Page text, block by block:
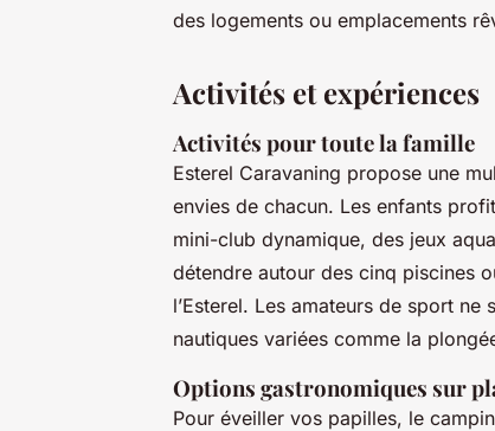
des logements ou emplacements
Activités et expériences
Activités pour toute la famille
Esterel Caravaning propose une
envies de chacun. Les enfants
mini-club dynamique, des jeux
détendre autour des cinq piscines
l’Esterel. Les amateurs de sport
nautiques variées comme la
Options gastronomiques sur
Pour éveiller vos papilles, le